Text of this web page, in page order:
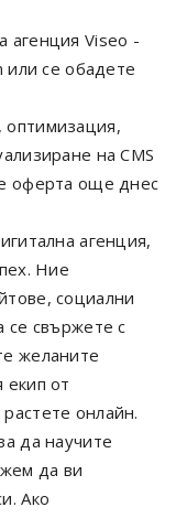
агенция Viseo -
се обадете
оптимизация,
на CMS
оферта още днес
агенция,
Ние
социални
се свържете с
желаните
от
онлайн.
да научите
да ви
Ако